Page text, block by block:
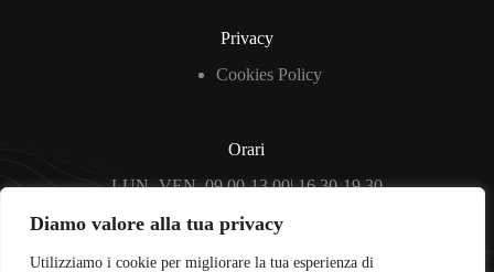
Diamo valore alla tua privacy
Utilizziamo i cookie per migliorare la tua esperienza di
Privacy
Cookies Policy
Orari
LUN.-VEN. 09.00-13.00| 16.30-19.30
Tel: 079 9109945